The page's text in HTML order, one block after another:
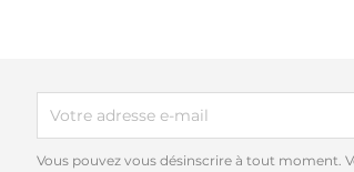
Vous pouvez vous désinscrire à tout moment.